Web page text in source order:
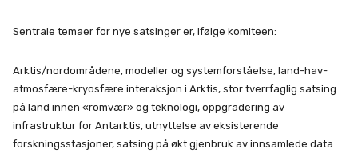
Sentrale temaer for nye satsinger er, ifølge komiteen:
Arktis/nordområdene, modeller og systemforståelse, land-hav-
atmosfære-kryosfære interaksjon i Arktis, stor tverrfaglig satsing
på land innen «romvær» og teknologi, oppgradering av
infrastruktur for Antarktis, utnyttelse av eksisterende
forskningsstasjoner, satsing på økt gjenbruk av innsamlede data